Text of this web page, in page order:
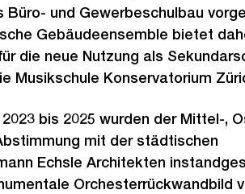
Büro- und Gewerbeschulbau
Gebäudeensemble bietet
die neue Nutzung als
Musikschule Konservatorium
bis 2025 wurden der Mittel-,
mit der städtischen
Echsle Architekten
Orchesterrückwandbild